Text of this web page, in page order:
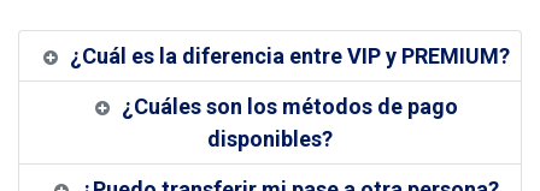
¿Cuál es la diferencia entre VIP y PREMIUM?
¿Cuáles son los métodos de pago
disponibles?